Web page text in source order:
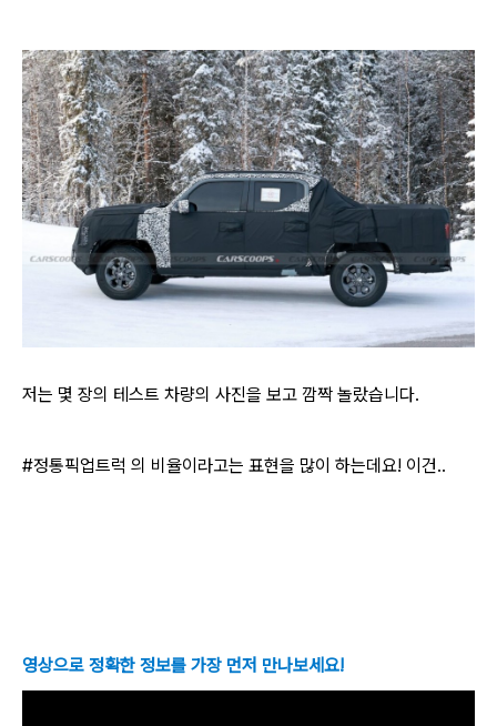
저는 몇 장의 테스트 차량의 사진을 보고 깜짝 놀랐습니다.
#정통픽업트럭 의 비율이라고는 표현을 많이 하는데요! 이건..
영상으로 정확한 정보를 가장 먼저 만나보세요!